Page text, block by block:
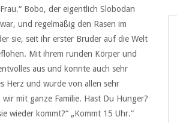
Bobo, der eigentlich Slobodan
und regelmäßig den Rasen im
sie, seit ihr erster Bruder auf die Welt
Mit ihrem runden Körper und
aus und konnte auch sehr
Herz und wurde von allen sehr
wir mit ganze Familie. Hast Du Hunger?
wieder kommt?“ „Kommt 15 Uhr.“